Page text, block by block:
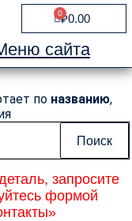
₽0.00
0
Cart
сайта
по названию,
Поиск
запросите
формой